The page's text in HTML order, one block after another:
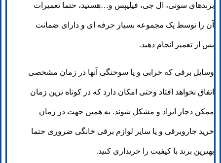
برندهای سونی، ال جی، فیلیپس و…هستید، حتما تعمیرات
آن را توسط یک مجموعه بسیار حرفه ای و دارای ضمانت
پس از تعمیر انجام دهید.
وسایل برقی که خرابی و یا سوختگی آنها در زمان مشخصی
اتفاق نخواهد افتاد وحتی امکان دارد که در کوتاه ترین زمان
ممکن دچار ایراد و مشکل شوند. به همین جهت در زمان
خرید جاروبرقی و یا سایر لوازم برقی خانگی ضروری حتما
بهترین برند با کیفیت را خریداری کنید.